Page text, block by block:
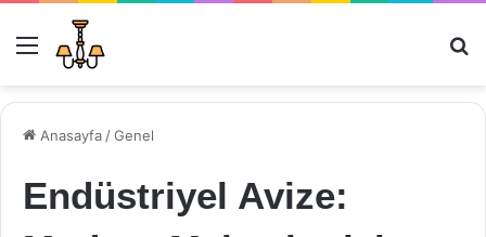
Menü
Anasayfa /Genel
Endüstriyel Avize: